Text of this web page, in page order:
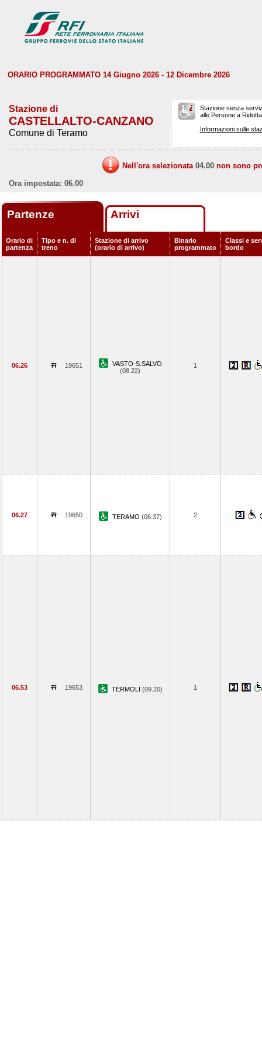
ORARIO PROGRAMMATO 14 Giugno 2026 - 12 Dicembre 2026
Stazione di
CASTELLALTO-CANZANO
Comune di Teramo
Stazione senza
alle Persone a
Informazioni sulle
Nell'ora selezionata 04.00 non sono
Ora impostata: 06.00
Partenze Arrivi
Orario di
partenza
Tipo e n. di
treno
Stazione di arrivo
(orario di arrivo)
Binario
programmato
Classi e
bordo
06.26 19651
VASTO-S.SALVO
(08.22)
1
06.27 19650 TERAMO (06.37) 2
06.53 19653 TERMOLI (09.20) 1